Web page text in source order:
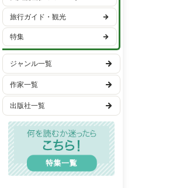
ミステリー・サスペンス
ホラー
日常
学園
ギャグ・コメディー
スポーツ
歴史・時代
TL(ティーンズラブ)
レディコミ
旅行ガイド・観光
特集
ジャンル一覧
作家一覧
出版社一覧